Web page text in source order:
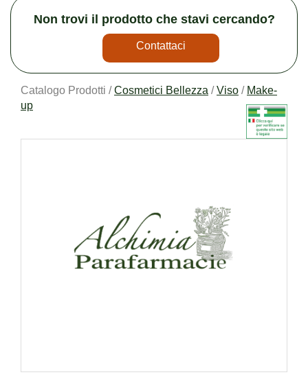
Non trovi il prodotto che stavi cercando?
Contattaci
Catalogo Prodotti /Cosmetici Bellezza /Viso / Make-
up